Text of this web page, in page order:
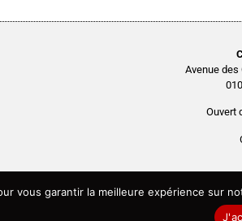
Avenue
Ouvert
vous garantir la meilleure expérience sur